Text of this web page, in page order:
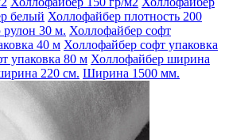
белый Холлофайбер плотность 200
30 м. Холлофайбер софт
40 м Холлофайбер софт упаковка
упаковка 80 м Холлофайбер ширина
220 см. Ширина 1500 мм.